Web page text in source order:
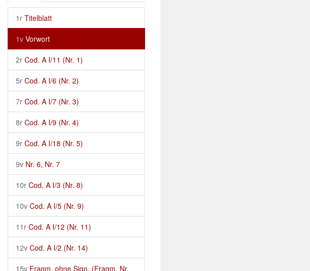
1r Titelblatt
1v Vorwort
2r Cod. A I/11 (Nr. 1)
5r Cod. A I/6 (Nr. 2)
7r Cod. A I/7 (Nr. 3)
8r Cod. A I/9 (Nr. 4)
9r Cod. A I/18 (Nr. 5)
9v Nr. 6, Nr. 7
10r Cod. A I/3 (Nr. 8)
10v Cod. A I/5 (Nr. 9)
11r Cod. A I/12 (Nr. 11)
12v Cod. A I/2 (Nr. 14)
15v Fragm. ohne Sign. (Fragm. Nr.